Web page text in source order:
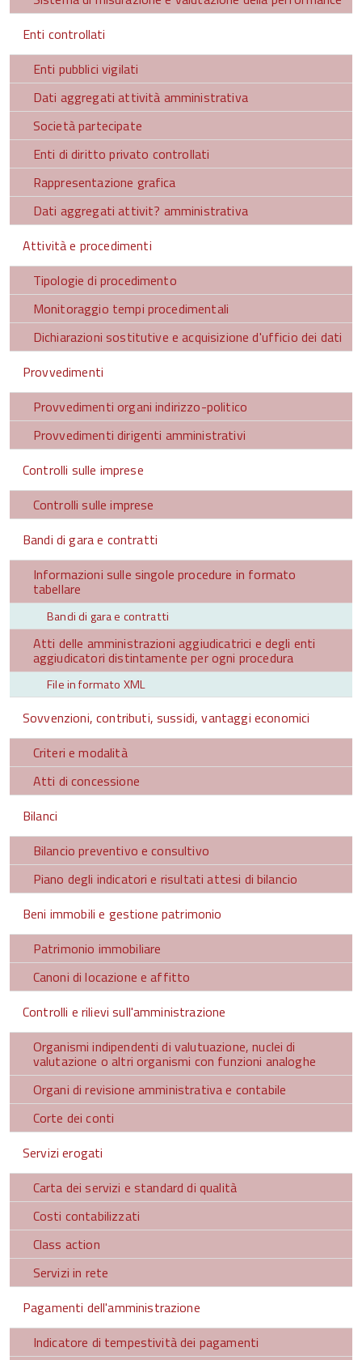
Enti controllati
Enti pubblici vigilati
Dati aggregati attività amministrativa
Società partecipate
Enti di diritto privato controllati
Rappresentazione grafica
Dati aggregati attivit? amministrativa
Attività e procedimenti
Tipologie di procedimento
Monitoraggio tempi procedimentali
Dichiarazioni sostitutive e acquisizione d'ufficio dei dati
Provvedimenti
Provvedimenti organi indirizzo-politico
Provvedimenti dirigenti amministrativi
Controlli sulle imprese
Controlli sulle imprese
Bandi di gara e contratti
Informazioni sulle singole procedure in formato
tabellare
Bandi di gara e contratti
Atti delle amministrazioni aggiudicatrici e degli enti
aggiudicatori distintamente per ogni procedura
File in formato XML
Sovvenzioni, contributi, sussidi, vantaggi economici
Criteri e modalità
Atti di concessione
Bilanci
Bilancio preventivo e consultivo
Piano degli indicatori e risultati attesi di bilancio
Beni immobili e gestione patrimonio
Patrimonio immobiliare
Canoni di locazione e affitto
Controlli e rilievi sull'amministrazione
Organismi indipendenti di valutuazione, nuclei di
valutazione o altri organismi con funzioni analoghe
Organi di revisione amministrativa e contabile
Corte dei conti
Servizi erogati
Carta dei servizi e standard di qualità
Costi contabilizzati
Class action
Servizi in rete
Pagamenti dell'amministrazione
Indicatore di tempestività dei pagamenti